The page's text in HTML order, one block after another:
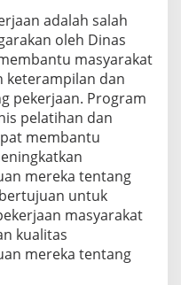
adalah salah
oleh Dinas
masyarakat
keterampilan dan
pekerjaan. Program
pelatihan dan
membantu
mereka tentang
untuk
masyarakat
kualitas
mereka tentang